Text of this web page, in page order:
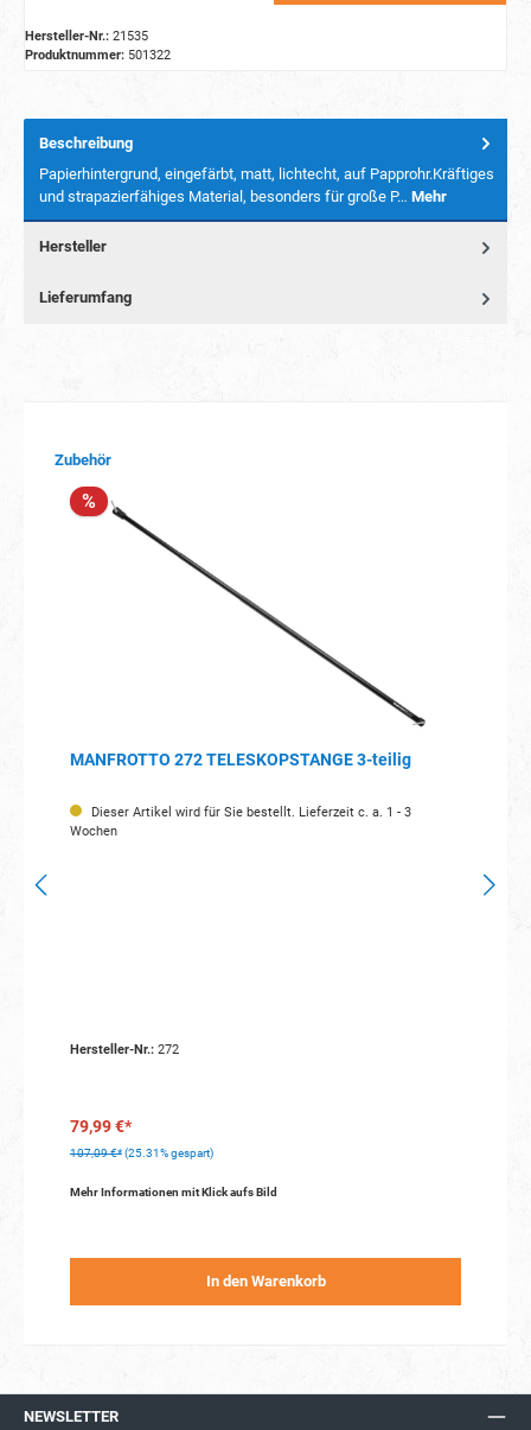
Hersteller-Nr.: 21535
Produktnummer: 501322
Beschreibung
Papierhintergrund, eingefärbt, matt, lichtecht, auf Papprohr.Kräftiges
und strapazierfähiges Material, besonders für große P… Mehr
Hersteller
Lieferumfang
Produktgalerie überspringen
Zubehör
%
MANFROTTO 272 TELESKOPSTANGE 3-teilig
Dieser Artikel wird für Sie bestellt. Lieferzeit c. a. 1 - 3
Wochen
Hersteller-Nr.:272
79,99 €*
107,09 €* (25.31% gespart)
Mehr Informationen mit Klick aufs Bild
In den Warenkorb
NEWSLETTER